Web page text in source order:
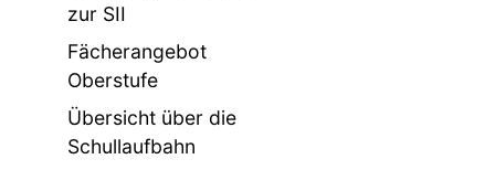
zur SII
Fächerangebot
Oberstufe
Übersicht über die
Schullaufbahn